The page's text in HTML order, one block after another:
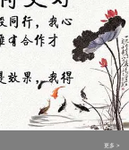
更多 >
更多 >
更多 >